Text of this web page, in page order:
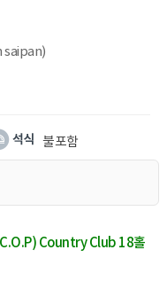
saipan)
불포함
Country Club 18홀